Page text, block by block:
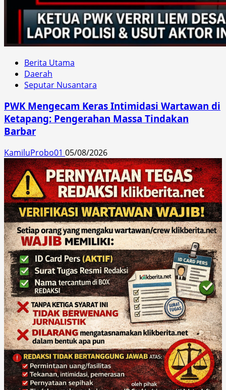
Berita Utama
Daerah
Seputar Nusantara
PWK Mengecam Keras Intimidasi Wartawan di
Ketapang: Pengerahan Massa Tindakan
Barbar
KamiluProbo01 05/08/2026